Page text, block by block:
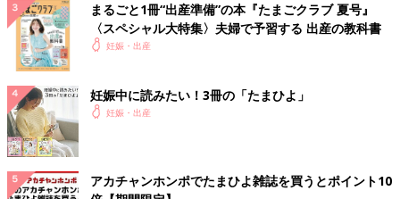
まるごと1冊“出産準備”の本『たまごクラブ 夏号』
〈スペシャル大特集〉夫婦で予習する 出産の教科書
妊娠・出産
妊娠中に読みたい！3冊の「たまひよ」
妊娠・出産
アカチャンホンポでたまひよ雑誌を買うとポイント10